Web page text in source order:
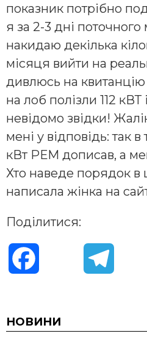
показник потрібно
я за 2-3 дні поточного
накидаю декілька
місяця вийти на
дивлюсь на
на лоб полізли 112 кВТ
невідомо звідки!
мені у відповідь: так
кВт РЕМ дописав, а
Хто наведе порядок в
написала жінка на
Поділитися:
c
НОВИНИ